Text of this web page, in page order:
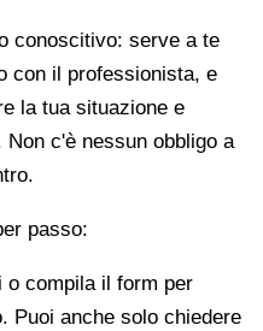
conoscitivo: serve a te
con il professionista, e
la tua situazione e
c'è nessun obbligo a
passo:
o compila il form per
Puoi anche solo chiedere